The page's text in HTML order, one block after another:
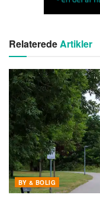
RelateredeArtikler
BY & BOLIG